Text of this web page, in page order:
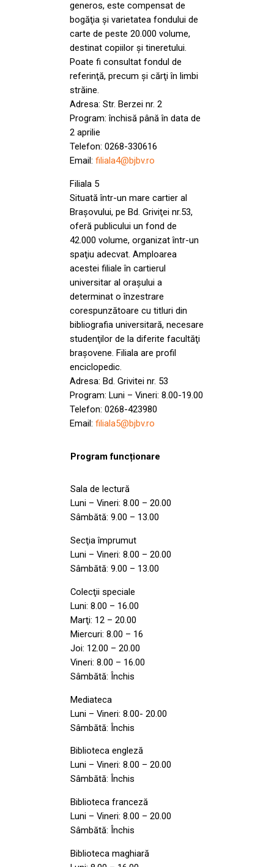
generos, este compensat de
bogăţia şi varietatea fondului de
carte de peste 20.000 volume,
destinat copiilor şi tineretului.
Poate fi consultat fondul de
referinţă, precum şi cărţi în limbi
străine.
Adresa: Str. Berzei nr. 2
Program: închisă până în data de
2 aprilie
Telefon: 0268-330616
Email: filiala4@bjbv.ro
Filiala 5
Situată într-un mare cartier al
Braşovului, pe Bd. Griviţei nr.53,
oferă publicului un fond de
42.000 volume, organizat într-un
spaţiu adecvat. Amploarea
acestei filiale în cartierul
universitar al oraşului a
determinat o înzestrare
corespunzătoare cu titluri din
bibliografia universitară, necesare
studenţilor de la diferite facultăţi
braşovene. Filiala are profil
enciclopedic.
Adresa: Bd. Grivitei nr. 53
Program: Luni – Vineri: 8.00-19.00
Telefon: 0268-423980
Email: filiala5@bjbv.ro
Program funcționare
Sala de lectură
Luni – Vineri: 8.00 – 20.00
Sâmbătă: 9.00 – 13.00
Secţia împrumut
Luni – Vineri: 8.00 – 20.00
Sâmbătă: 9.00 – 13.00
Colecţii speciale
Luni: 8.00 – 16.00
Marţi: 12 – 20.00
Miercuri: 8.00 – 16
Joi: 12.00 – 20.00
Vineri: 8.00 – 16.00
Sâmbătă: Închis
Mediateca
Luni – Vineri: 8.00- 20.00
Sâmbătă: Închis
Biblioteca engleză
Luni – Vineri: 8.00 – 20.00
Sâmbătă: Închis
Biblioteca franceză
Luni – Vineri: 8.00 – 20.00
Sâmbătă: Închis
Biblioteca maghiară